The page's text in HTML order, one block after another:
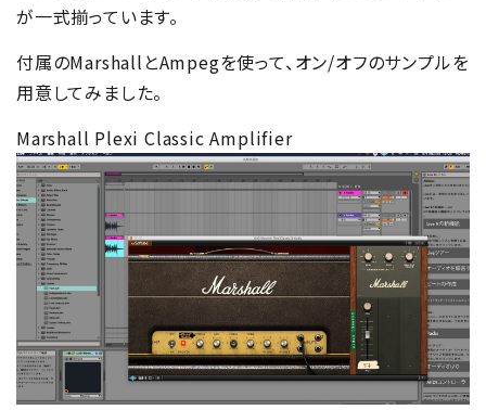
が一式揃っています。
付属のMarshallとAmpegを使って、オン/オフのサンプルを
用意してみました。
Marshall Plexi Classic Amplifier